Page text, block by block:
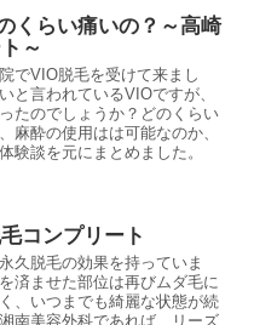
くらい痛いの？～高崎
～
でVIO脱毛を受けて来まし
と言われているVIOですが、
たのでしょうか？どのくらい
麻酔の使用はは可能なのか、
験談を元にまとめました。
コンプリート
久脱毛の効果を持っていま
済ませた部位は再びムダ毛に
、いつまでも綺麗な状態が続
南美容外科であれば、リーズ